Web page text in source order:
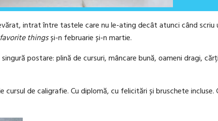
intrat între tastele care nu le-ating decât atunci când
thingsși-n februarie și-n martie.
postare: plină de cursuri, mâncare bună, oameni dragi,
de caligrafie. Cu diplomă, cu felicitări și bruschete